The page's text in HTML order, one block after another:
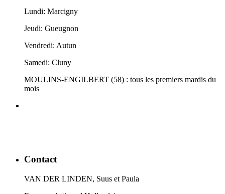
Lundi: Marcigny
Jeudi: Gueugnon
Vendredi: Autun
Samedi: Cluny
MOULINS-ENGILBERT (58) : tous les premiers mardis du
mois
Contact
VAN DER LINDEN, Suus et Paula